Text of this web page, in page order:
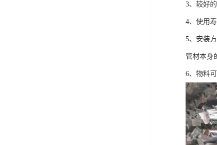
3、较好
4、使用寿
5、安装
管材本身
6、物料